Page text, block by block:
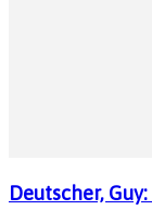
Deutscher,